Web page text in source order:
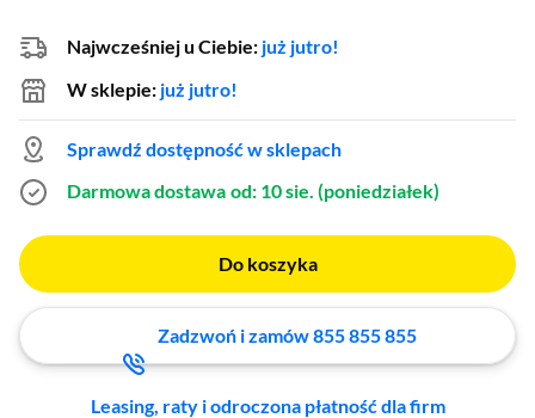
Najwcześniej u Ciebie: już jutro!
W sklepie: już jutro!
Sprawdź dostępność w sklepach
Darmowa dostawa od: 10 sie. (poniedziałek)
Do koszyka
Zadzwoń i zamów 855 855 855
Leasing, raty i odroczona płatność dla firm